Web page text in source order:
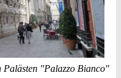
"Palazzo Bianco"